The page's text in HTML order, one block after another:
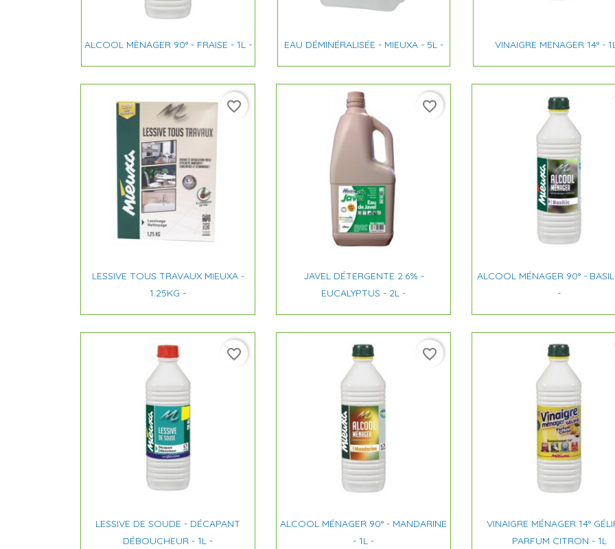
Aperçu rapide
ALCOOL MÈNAGER 90° - FRAISE - 1L - Aperçu rapide
EAU DÉMINÉRALISÉE - MIEUXA - 5L - Aperçu rapide
VINAIGRE MENAGER 14° -
Aperçu rapide
LESSIVE TOUS TRAVAUX MIEUXA -
1.25KG -
favorite_border
 Aperçu rapide
JAVEL DÉTERGENTE 2.6% -
EUCALYPTUS - 2L -
favorite_border
Aperçu rapide
ALCOOL MÉNAGER 90° -
-
Aperçu rapide
LESSIVE DE SOUDE - DÉCAPANT
DÉBOUCHEUR - 1L -
favorite_border
Aperçu rapide
ALCOOL MÉNAGER 90° - MANDARINE
- 1L -
favorite_border
 Aperçu rapide
VINAIGRE MÉNAGER 14°
PARFUM CITRON - 1L